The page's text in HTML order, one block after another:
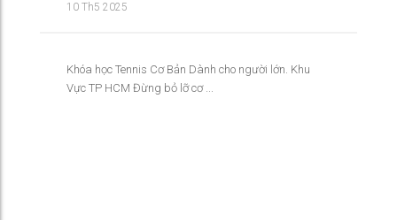
10 Th5 2025
Khóa học Tennis Cơ Bản Dành cho người lớn. Khu
Vực TP HCM Đừng bỏ lỡ cơ ...